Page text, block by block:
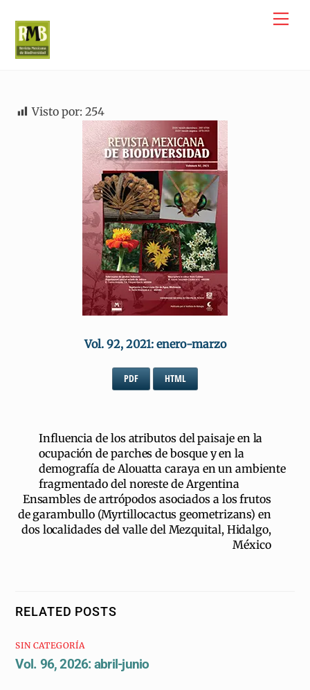
content
Visto por: 254
Vol. 92, 2021: enero-marzo
PDF HTML
Influencia de los atributos del paisaje en la
ocupación de parches de bosque y en la
demografía de Alouatta caraya en un ambiente
fragmentado del noreste de Argentina
Ensambles de artrópodos asociados a los frutos
de garambullo (Myrtillocactus geometrizans) en
dos localidades del valle del Mezquital, Hidalgo,
México
RELATED POSTS
SIN CATEGORÍA
Vol. 96, 2026: abril-junio